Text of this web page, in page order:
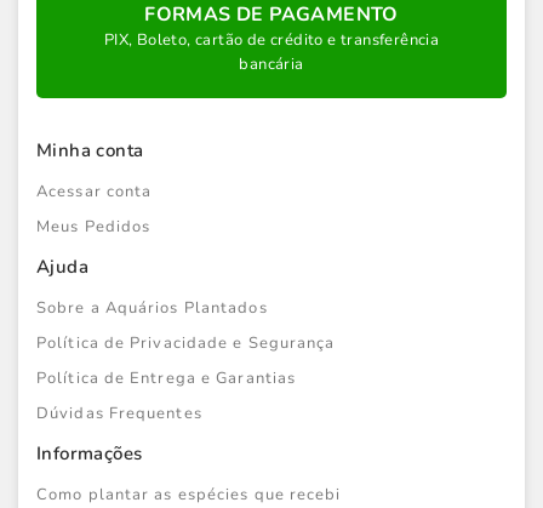
FORMAS DE PAGAMENTO
PIX, Boleto, cartão de crédito e transferência
bancária
Minha conta
Acessar conta
Meus Pedidos
Ajuda
Sobre a Aquários Plantados
Política de Privacidade e Segurança
Política de Entrega e Garantias
Dúvidas Frequentes
Informações
Como plantar as espécies que recebi